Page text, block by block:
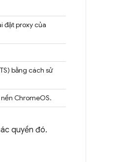
đặt proxy của
bằng cách sử
ChromeOS.
quyền đó.